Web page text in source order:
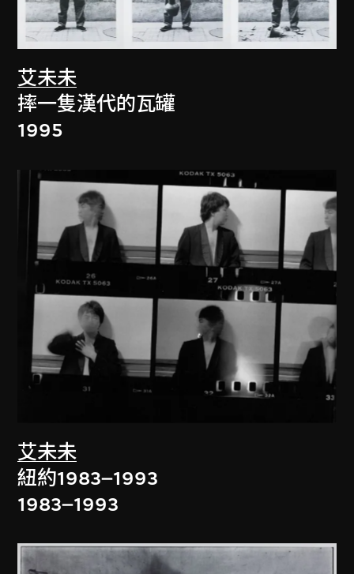
艾未未
摔一隻漢代的瓦罐
1995
艾未未
紐約1983–1993
1983–1993